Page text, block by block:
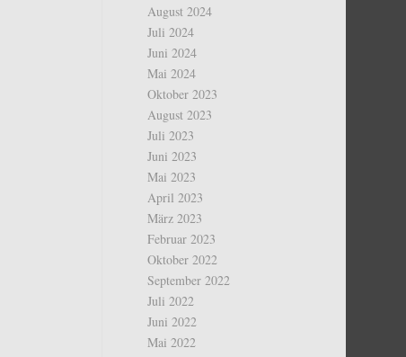
August 2024
Juli 2024
Juni 2024
Mai 2024
Oktober 2023
August 2023
Juli 2023
Juni 2023
Mai 2023
April 2023
März 2023
Februar 2023
Oktober 2022
September 2022
Juli 2022
Juni 2022
Mai 2022